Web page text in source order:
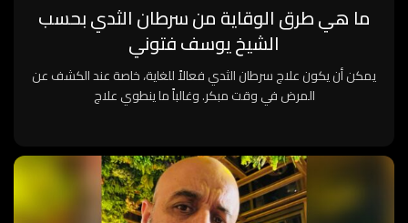
ما هي طرق الوقاية من سرطان الثدي بحسب
الشيخ يوسف فتوني
يمكن أن يكون علاج سرطان الثدي فعالاً للغاية، خاصة عند الكشف عن
المرض في وقت مبكر. وغالباً ما ينطوي علاج